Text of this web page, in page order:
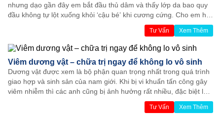
nhưng dạo gần đây em bắt đầu thủ dâm và thấy lớp da bao quy
đầu không tự lột xuống khỏi ‘cậu bé’ khi cương cứng. Cho em hỏi
như vậy thì có sao không? Nguyên nhân do đâu và có cần phải đi
Tư Vấn Xem Thêm
Viêm dương vật – chữa trị ngay để không lo vô sinh
Dương vật được xem là bộ phận quan trọng nhất trong quá trình
giao hợp và sinh sản của nam giới. Khi bị vi khuẩn tấn công gây
viêm nhiễm thì các anh cũng bị ảnh hưởng rất nhiều, đặc biệt là
nguy cơ vô sinh – hiếm muộn. Do đó, thông tin về viêm dương
vật, đặc biệt là cách chữa trị thế nào là vấn đề được nhiều nam
Tư Vấn Xem Thêm